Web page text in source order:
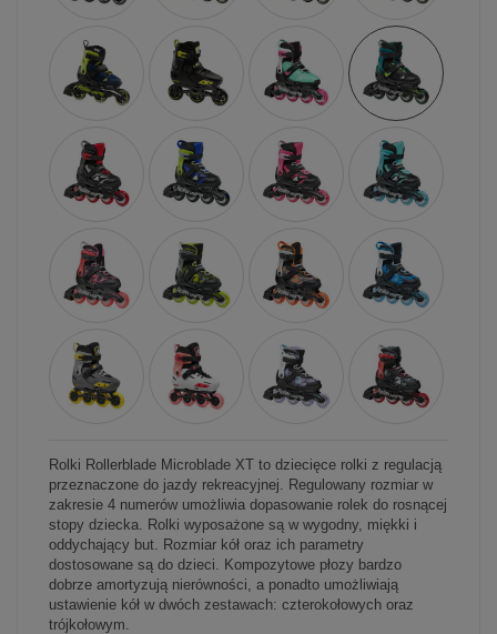
Rolki Rollerblade Microblade XT to dziecięce rolki z regulacją
przeznaczone do jazdy rekreacyjnej. Regulowany rozmiar w
zakresie 4 numerów umożliwia dopasowanie rolek do rosnącej
stopy dziecka. Rolki wyposażone są w wygodny, miękki i
oddychający but. Rozmiar kół oraz ich parametry
dostosowane są do dzieci. Kompozytowe płozy bardzo
dobrze amortyzują nierówności, a ponadto umożliwiają
ustawienie kół w dwóch zestawach: czterokołowych oraz
trójkołowym.